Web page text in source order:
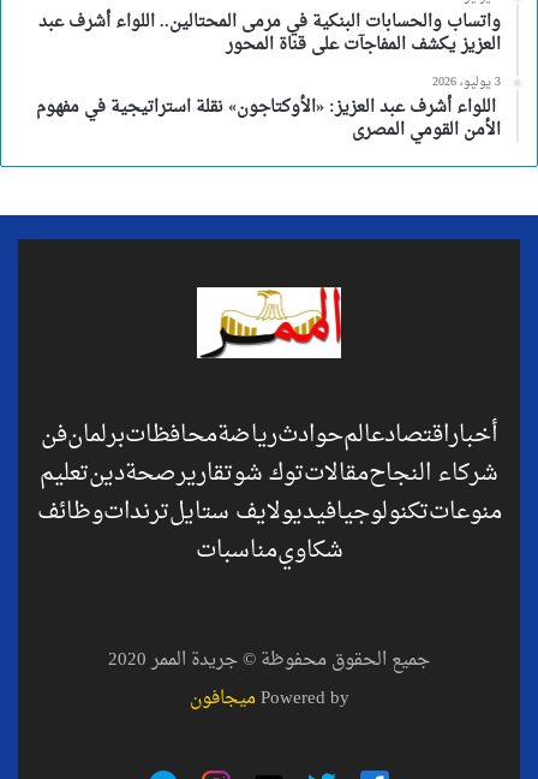
واتساب والحسابات البنكية في مرمى المحتالين.. اللواء أشرف عبد
العزيز يكشف المفاجآت على قناة المحور
3 يوليو، 2026
اللواء أشرف عبد العزيز: «الأوكتاجون» نقلة استراتيجية في مفهوم
الأمن القومي المصرى
أخباراقتصادعالمحوادثرياضةمحافظاتبرلمانفن
شركاء النجاحمقالاتتوك شوتقاريرصحةدينتعليم
منوعاتتكنولوجيافيديولايف ستايلترنداتوظائف
شكاويمناسبات
جميع الحقوق محفوظة © جريدة الممر 2020
Powered byميجافون